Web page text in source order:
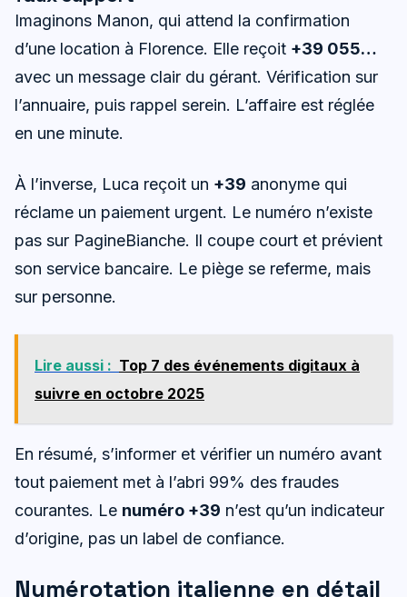
Imaginons Manon, qui attend la confirmation
d’une location à Florence. Elle reçoit +39 055…
avec un message clair du gérant. Vérification sur
l’annuaire, puis rappel serein. L’affaire est réglée
en une minute.
À l’inverse, Luca reçoit un +39 anonyme qui
réclame un paiement urgent. Le numéro n’existe
pas sur PagineBianche. Il coupe court et prévient
son service bancaire. Le piège se referme, mais
sur personne.
Lire aussi : Top 7 des événements digitaux à
suivre en octobre 2025
En résumé, s’informer et vérifier un numéro avant
tout paiement met à l’abri 99% des fraudes
courantes. Le numéro +39 n’est qu’un indicateur
d’origine, pas un label de confiance.
Numérotation italienne en détail